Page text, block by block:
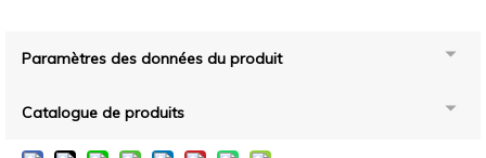
Paramètres des données du produit
Catalogue de produits